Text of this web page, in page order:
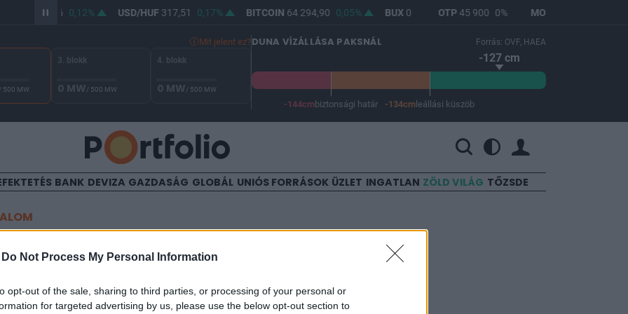
Do Not Process My Personal Information
opt-out of the sale, sharing to third parties, or processing of your personal or
for targeted advertising by us, please use the below opt-out section to
365,86 0,12% USD/HUF317,51 0,17% BITCOIN64 294,90 0,05% BUX0 OTP45 900 0% MOL
Mit jelent ez?
/ 500 MW
3. blokk
0 MW/ 500 MW
4. blokk
0 MW/ 500 MW
DUNA VÍZÁLLÁSA PAKSNÁL Forrás: OVF, HAEA
-127 cm
-144cm biztonsági határ -134cm leállási küszöb
BANK DEVIZA GAZDASÁG GLOBÁL UNIÓS FORRÁSOK ÜZLET INGATLAN ZÖLD VILÁG TŐZSDE
ők lettek idén a leggazdagabb